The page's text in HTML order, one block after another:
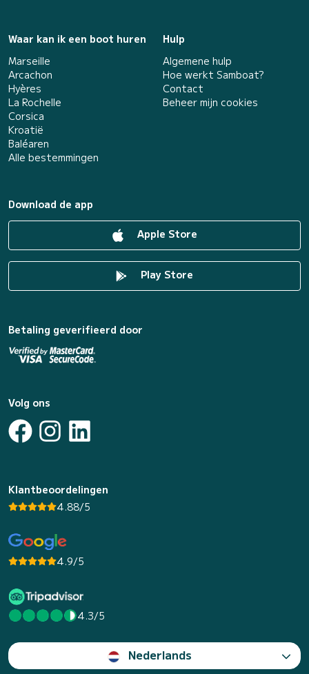
Waar kan ik een boot huren
Marseille
Arcachon
Hyères
La Rochelle
Corsica
Kroatië
Baléaren
Alle bestemmingen
Hulp
Algemene hulp
Hoe werkt Samboat?
Contact
Beheer mijn cookies
Download de app
Apple Store
Play Store
Betaling geverifieerd door
Volg ons
Klantbeoordelingen
4.88/5
4.9/5
4.3/5
Nederlands